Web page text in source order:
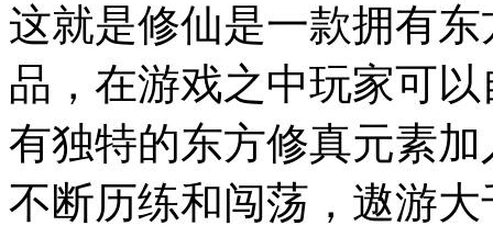
这就是修仙是一款拥有
品，在游戏之中玩家可
有独特的东方修真元素
不断历练和闯荡，遨游